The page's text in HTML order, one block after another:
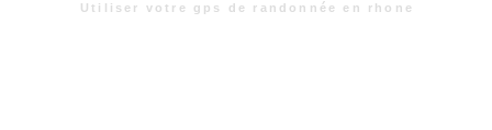
Utiliser votre gps de randonnée en rhone